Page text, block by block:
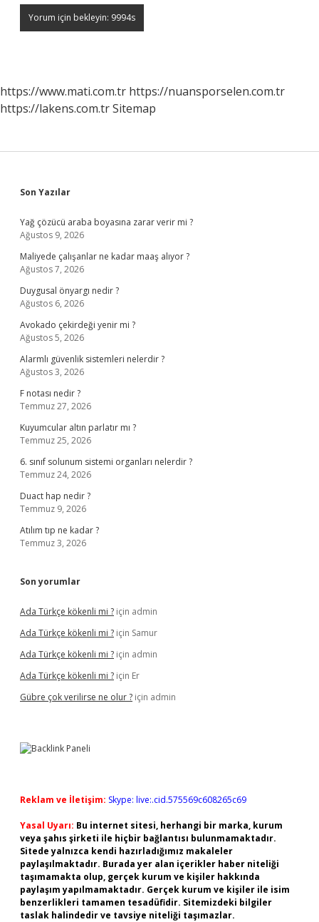
https://www.mati.com.tr https://nuansporselen.com.tr
https://lakens.com.trSitemap
Sidebar
Son Yazılar
Yağ çözücü araba boyasına zarar verir mi ?
Ağustos 9, 2026
Maliyede çalışanlar ne kadar maaş alıyor ?
Ağustos 7, 2026
Duygusal önyargı nedir ?
Ağustos 6, 2026
Avokado çekirdeği yenir mi ?
Ağustos 5, 2026
Alarmlı güvenlik sistemleri nelerdir ?
Ağustos 3, 2026
F notası nedir ?
Temmuz 27, 2026
Kuyumcular altın parlatır mı ?
Temmuz 25, 2026
6. sınıf solunum sistemi organları nelerdir ?
Temmuz 24, 2026
Duact hap nedir ?
Temmuz 9, 2026
Atılım tıp ne kadar ?
Temmuz 3, 2026
Son yorumlar
Ada Türkçe kökenli mi ? için admin
Ada Türkçe kökenli mi ? için Samur
Ada Türkçe kökenli mi ? için admin
Ada Türkçe kökenli mi ? için Er
Gübre çok verilirse ne olur ? için admin
Reklam ve İletişim: Skype: live:.cid.575569c608265c69
Yasal Uyarı: Bu internet sitesi, herhangi bir marka, kurum
veya şahıs şirketi ile hiçbir bağlantısı bulunmamaktadır.
Sitede yalnızca kendi hazırladığımız makaleler
paylaşılmaktadır. Burada yer alan içerikler haber niteliği
taşımamakta olup, gerçek kurum ve kişiler hakkında
paylaşım yapılmamaktadır. Gerçek kurum ve kişiler ile isim
benzerlikleri tamamen tesadüfidir. Sitemizdeki bilgiler
taslak halindedir ve tavsiye niteliği taşımazlar.